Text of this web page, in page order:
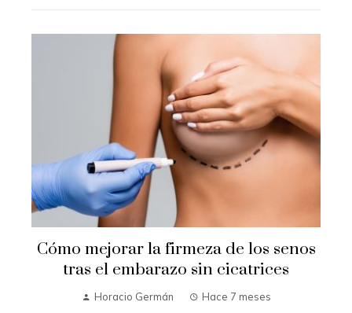
Cómo mejorar la firmeza de los senos
tras el embarazo sin cicatrices
Horacio Germán Hace 7 meses